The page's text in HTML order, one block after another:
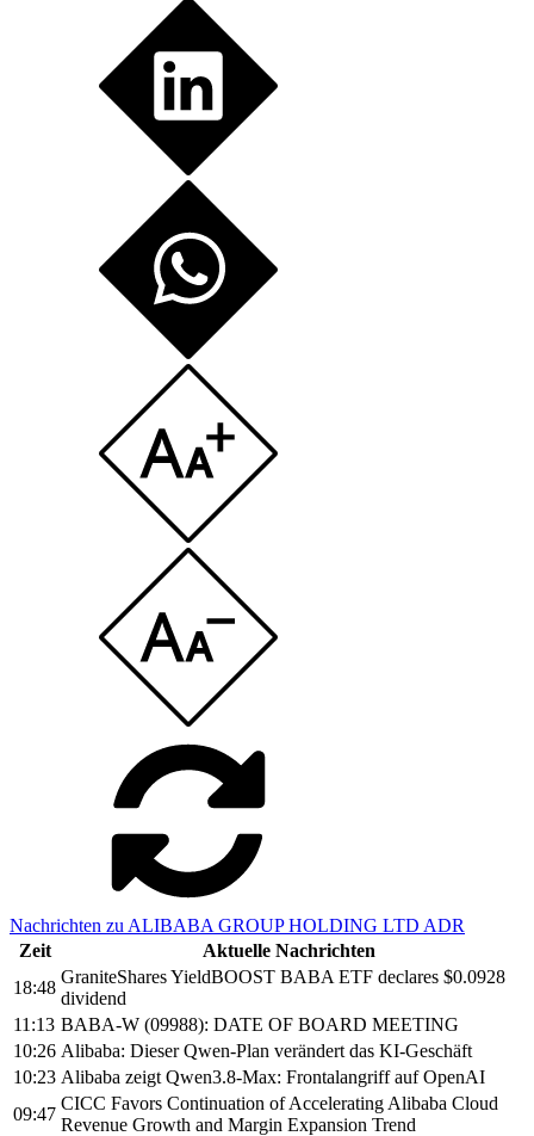
Nachrichten zu ALIBABA GROUP HOLDING LTD ADR
Zeit
Aktuelle Nachrichten
18:48
GraniteShares YieldBOOST BABA ETF declares $0.0928
dividend
11:13 BABA-W (09988): DATE OF BOARD MEETING
10:26 Alibaba: Dieser Qwen-Plan verändert das KI-Geschäft
10:23 Alibaba zeigt Qwen3.8-Max: Frontalangriff auf OpenAI
09:47
CICC Favors Continuation of Accelerating Alibaba Cloud
Revenue Growth and Margin Expansion Trend